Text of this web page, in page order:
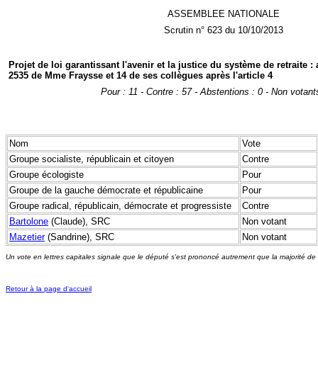
ASSEMBLEE NATIONALE
Scrutin n° 623 du 10/10/2013
Projet de loi garantissant l'avenir et la justice du système de retraite :
2535 de Mme Fraysse et 14 de ses collègues après l'article 4
Pour : 11 - Contre : 57 - Abstentions : 0 - Non
Nom
Vote
Groupe socialiste, républicain et citoyen
Contre
Groupe écologiste
Pour
Groupe de la gauche démocrate et républicaine
Pour
Groupe radical, républicain, démocrate et progressiste
Contre
Bartolone (Claude), SRC
Non votant
Mazetier(Sandrine), SRC Non votant
Un vote en lettres capitales signale que le député s'est prononcé autrement que la majorité
Retour à la page d'accueil